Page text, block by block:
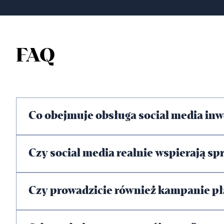
FAQ
Co obejmuje obsługa social media
Zakres dopasowujemy indywidualnie
contentu, prowadzenie profili oraz
Czy social media realnie wspierają
Tak. Budujemy zainteresowanie ofertą,
działania wspierające lead generation.
Czy prowadzicie również kampanie
Tak. Uzupełniamy działania